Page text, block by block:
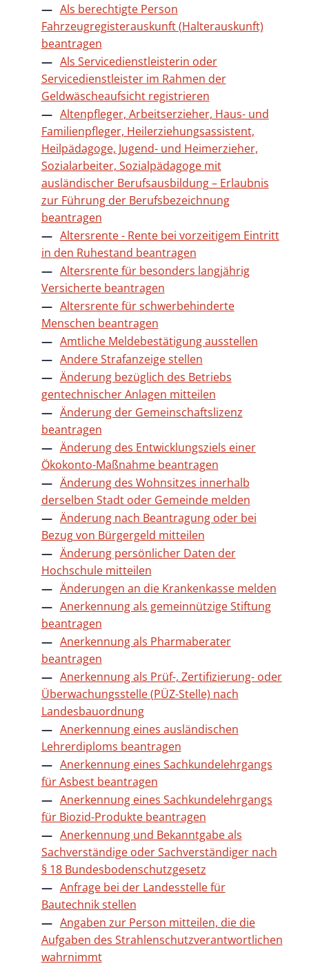
Als berechtigte Person
Fahrzeugregisterauskunft (Halterauskunft)
beantragen
Als Servicedienstleisterin oder
Servicedienstleister im Rahmen der
Geldwäscheaufsicht registrieren
Altenpfleger, Arbeitserzieher, Haus- und
Familienpfleger, Heilerziehungsassistent,
Heilpädagoge, Jugend- und Heimerzieher,
Sozialarbeiter, Sozialpädagoge mit
ausländischer Berufsausbildung – Erlaubnis
zur Führung der Berufsbezeichnung
beantragen
Altersrente - Rente bei vorzeitigem Eintritt
in den Ruhestand beantragen
Altersrente für besonders langjährig
Versicherte beantragen
Altersrente für schwerbehinderte
Menschen beantragen
Amtliche Meldebestätigung ausstellen
Andere Strafanzeige stellen
Änderung bezüglich des Betriebs
gentechnischer Anlagen mitteilen
Änderung der Gemeinschaftslizenz
beantragen
Änderung des Entwicklungsziels einer
Ökokonto-Maßnahme beantragen
Änderung des Wohnsitzes innerhalb
derselben Stadt oder Gemeinde melden
Änderung nach Beantragung oder bei
Bezug von Bürgergeld mitteilen
Änderung persönlicher Daten der
Hochschule mitteilen
Änderungen an die Krankenkasse melden
Anerkennung als gemeinnützige Stiftung
beantragen
Anerkennung als Pharmaberater
beantragen
Anerkennung als Prüf-, Zertifizierung- oder
Überwachungsstelle (PÜZ-Stelle) nach
Landesbauordnung
Anerkennung eines ausländischen
Lehrerdiploms beantragen
Anerkennung eines Sachkundelehrgangs
für Asbest beantragen
Anerkennung eines Sachkundelehrgangs
für Biozid-Produkte beantragen
Anerkennung und Bekanntgabe als
Sachverständige oder Sachverständiger nach
§ 18 Bundesbodenschutzgesetz
Anfrage bei der Landesstelle für
Bautechnik stellen
Angaben zur Person mitteilen, die die
Aufgaben des Strahlenschutzverantwortlichen
wahrnimmt